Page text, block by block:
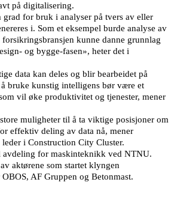
på digitalisering.
for bruk i analyser på tvers av eller
i. Som et eksempel burde analyse av
forsikringsbransjen kunne danne grunnlag
og bygge-fasen», heter det i
data kan deles og blir bearbeidet på
bruke kunstig intelligens bør være et
vil øke produktivitet og tjenester, mener
muligheter til å ta viktige posisjoner om
effektiv deling av data nå, mener
i Construction City Cluster.
for maskinteknikk ved NTNU.
aktørene som startet klyngen
AF Gruppen og Betonmast.